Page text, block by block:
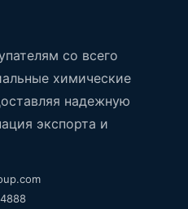
со всего
химические
надежную
экспорта и